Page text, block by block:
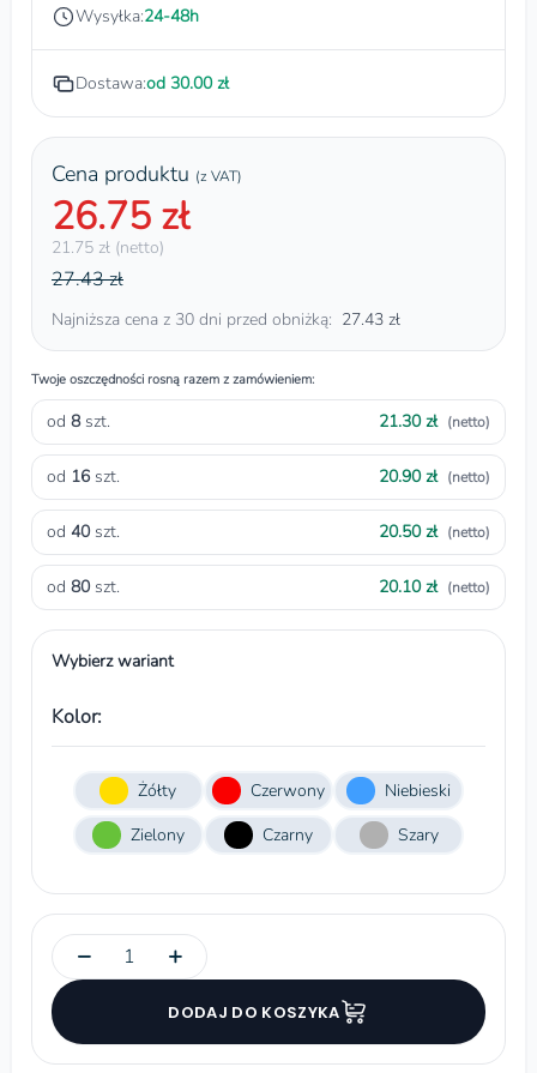
Wysyłka:24-48h
Dostawa:od 30.00 zł
Cena produktu (z VAT)
26.75 zł
21.75 zł (netto)
27.43 zł
Najniższa cena z 30 dni przed obniżką: 27.43 zł
Twoje oszczędności rosną razem z zamówieniem:
od 8szt. 21.30 zł (netto)
od 16szt. 20.90 zł (netto)
od 40szt. 20.50 zł (netto)
od 80szt. 20.10 zł (netto)
Wybierz wariant
Kolor:
Żółty Czerwony
Niebieski
Zielony
Czarny Szary
− +
DODAJ DO KOSZYKA